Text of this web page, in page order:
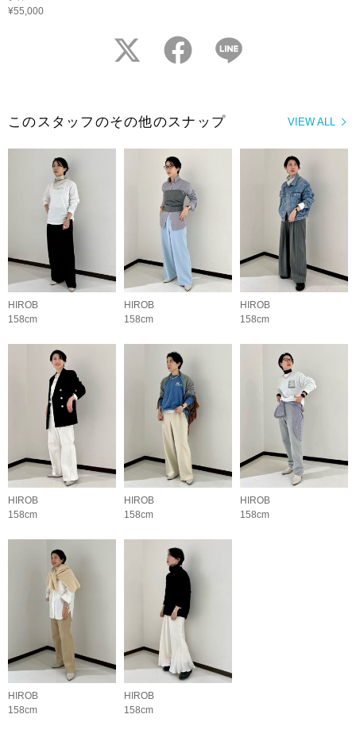
¥55,000
twitter facebook
VIEW ALL
このスタッフのその他のスナップ
HIROB
158cm
HIROB
158cm
HIROB
158cm
HIROB
158cm
HIROB
158cm
HIROB
158cm
HIROB
158cm
HIROB
158cm